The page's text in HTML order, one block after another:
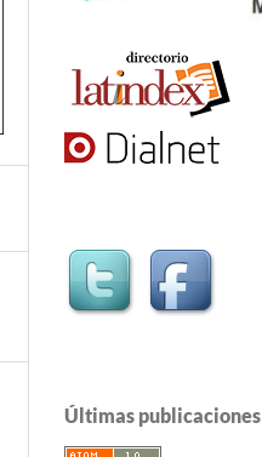
Últimas publicaciones